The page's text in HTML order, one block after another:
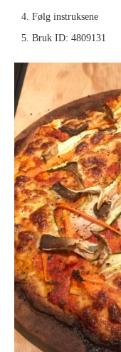
Følg instruksene
Bruk ID: 4809131